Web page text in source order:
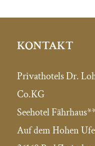
KONTAKT
Privathotels Dr.
Co.KG
Seehotel
Auf dem Hohen